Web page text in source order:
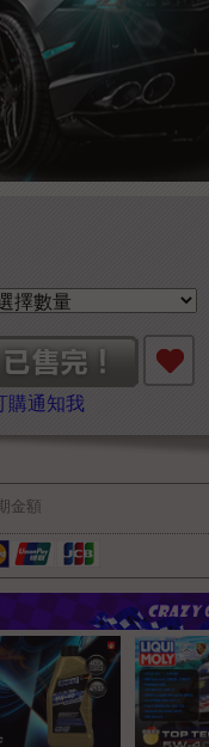
購通知我
金額